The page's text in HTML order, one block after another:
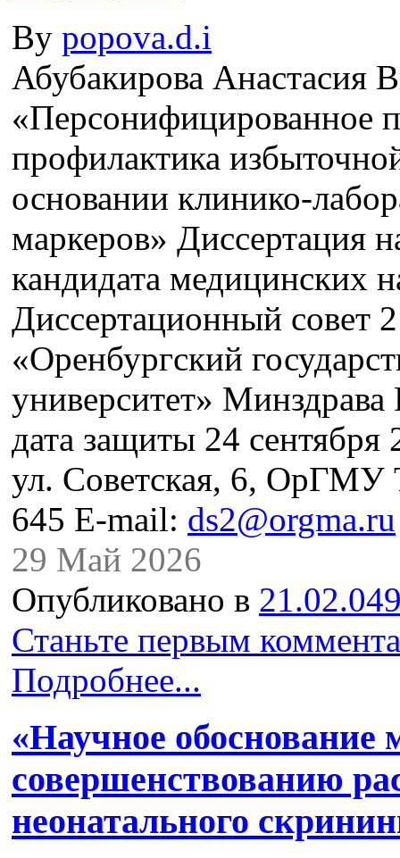
By popova.d.i
Абубакирова Анастасия
«Персонифицированное
профилактика
основании клинико-
маркеров» Диссертация
кандидата медицинских
Диссертационный
«Оренбургский
университет» Минздрава
дата защиты 24 сентября
ул. Советская, 6, ОрГМУ
645 E-mail: ds2@orgma.ru
29 Май 2026
Опубликовано в
Станьте первым
Подробнее...
«Научное обоснование
совершенствованию
неонатального